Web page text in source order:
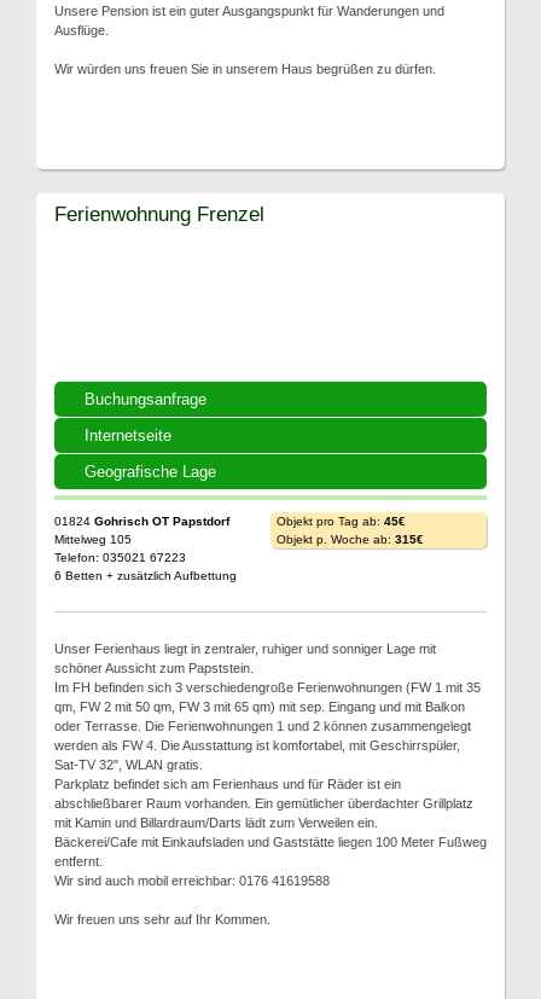
Unsere Pension ist ein guter Ausgangspunkt für Wanderungen und
Ausflüge.
Wir würden uns freuen Sie in unserem Haus begrüßen zu dürfen.
Buchungsanfrage
Internetseite
Geografische Lage
Ferienwohnung Frenzel
01824 Gohrisch OT Papstdorf
Mittelweg 105
Telefon: 035021 67223
6 Betten + zusätzlich Aufbettung
Objekt pro Tag ab: 45€
Objekt p. Woche ab: 315€
Unser Ferienhaus liegt in zentraler, ruhiger und sonniger Lage mit
schöner Aussicht zum Papststein.
Im FH befinden sich 3 verschiedengroße Ferienwohnungen (FW 1 mit 35
qm, FW 2 mit 50 qm, FW 3 mit 65 qm) mit sep. Eingang und mit Balkon
oder Terrasse. Die Ferienwohnungen 1 und 2 können zusammengelegt
werden als FW 4. Die Ausstattung ist komfortabel, mit Geschirrspüler,
Sat-TV 32", WLAN gratis.
Parkplatz befindet sich am Ferienhaus und für Räder ist ein
abschließbarer Raum vorhanden. Ein gemütlicher überdachter Grillplatz
mit Kamin und Billardraum/Darts lädt zum Verweilen ein.
Bäckerei/Cafe mit Einkaufsladen und Gaststätte liegen 100 Meter Fußweg
entfernt.
Wir sind auch mobil erreichbar: 0176 41619588
Wir freuen uns sehr auf Ihr Kommen.